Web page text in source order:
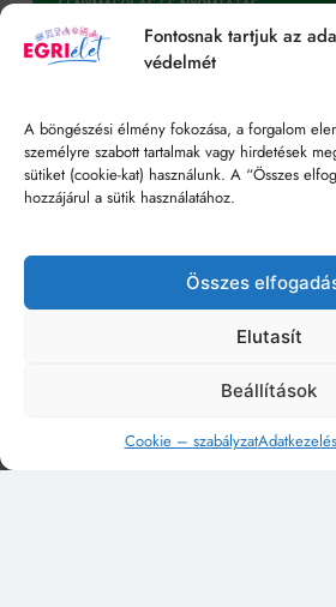
Fontosnak tartjuk az
védelmét
A böngészési élmény fokozása, a forgalom
személyre szabott tartalmak vagy hirdetések
sütiket (cookie-kat) használunk. A “Összes
hozzájárul a sütik használatához.
Összes
Elutasít
Beállítások
Cookie – szabályzat